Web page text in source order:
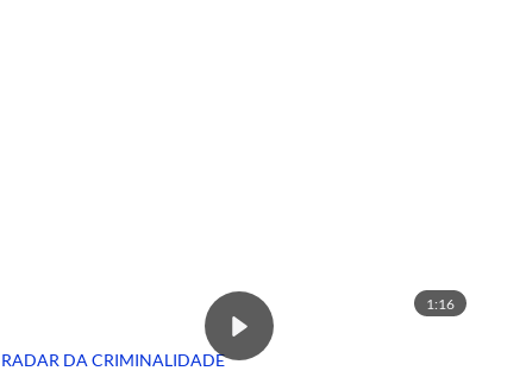
1:16
RADAR DA CRIMINALIDADE